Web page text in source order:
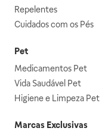
Repelentes
Cuidados com os Pés
Pet
Medicamentos Pet
Vida Saudável Pet
Higiene e Limpeza Pet
Marcas Exclusivas